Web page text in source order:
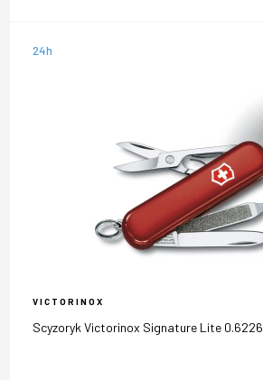
24h
VICTORINOX
Scyzoryk Victorinox Signature Lite 0.6226